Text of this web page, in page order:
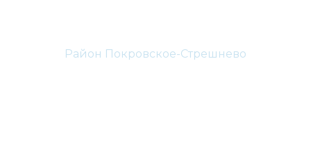
Район Покровское-Стрешнево